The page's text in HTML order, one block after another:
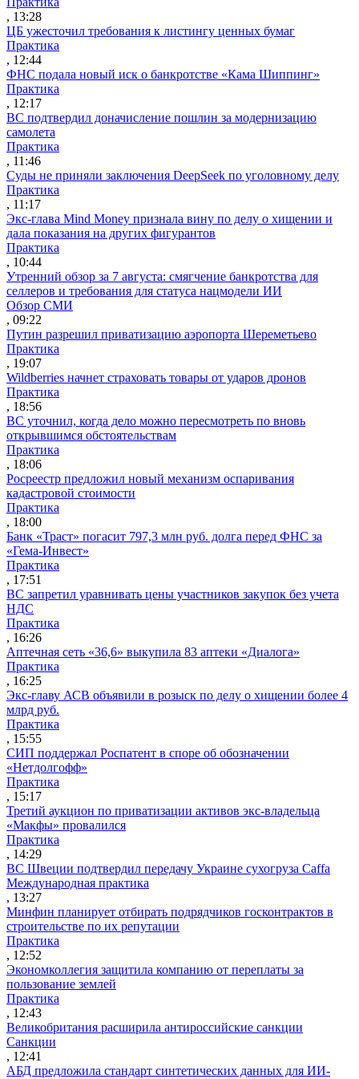
, 13:28
ЦБ ужесточил требования к листингу ценных бумаг
Практика
, 12:44
ФНС подала новый иск о банкротстве «Кама Шиппинг»
Практика
, 12:17
ВС подтвердил доначисление пошлин за модернизацию
самолета
Практика
, 11:46
Суды не приняли заключения DeepSeek по уголовному делу
Практика
, 11:17
Экс-глава Mind Money признала вину по делу о хищении и
дала показания на других фигурантов
Практика
, 10:44
Утренний обзор за 7 августа: смягчение банкротства для
селлеров и требования для статуса нацмодели ИИ
Обзор СМИ
, 09:22
Путин разрешил приватизацию аэропорта Шереметьево
Практика
, 19:07
Wildberries начнет страховать товары от ударов дронов
Практика
, 18:56
ВС уточнил, когда дело можно пересмотреть по вновь
открывшимся обстоятельствам
Практика
, 18:06
Росреестр предложил новый механизм оспаривания
кадастровой стоимости
Практика
, 18:00
Банк «Траст» погасит 797,3 млн руб. долга перед ФНС за
«Гема-Инвест»
Практика
, 17:51
ВС запретил уравнивать цены участников закупок без учета
НДС
Практика
, 16:26
Аптечная сеть «36,6» выкупила 83 аптеки «Диалога»
Практика
, 16:25
Экс-главу АСВ объявили в розыск по делу о хищении более 4
млрд руб.
Практика
, 15:55
СИП поддержал Роспатент в споре об обозначении
«Нетдолгофф»
Практика
, 15:17
Третий аукцион по приватизации активов экс-владельца
«Макфы» провалился
Практика
, 14:29
ВС Швеции подтвердил передачу Украине сухогруза Caffa
Международная практика
, 13:27
Минфин планирует отбирать подрядчиков госконтрактов в
строительстве по их репутации
Практика
, 12:52
Экономколлегия защитила компанию от переплаты за
пользование землей
Практика
, 12:43
Великобритания расширила антироссийские санкции
Санкции
, 12:41
АБД предложила стандарт синтетических данных для ИИ-